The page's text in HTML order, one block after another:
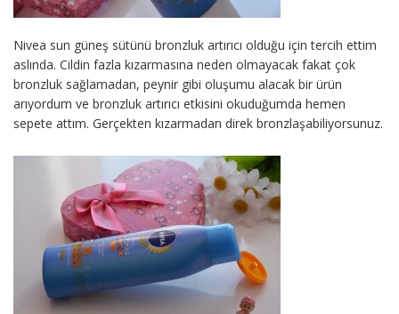
Nivea sun güneş sütünü bronzluk artırıcı olduğu için tercih ettim
aslında. Cildin fazla kızarmasına neden olmayacak fakat çok
bronzluk sağlamadan, peynir gibi oluşumu alacak bir ürün
arıyordum ve bronzluk artırıcı etkisini okuduğumda hemen
sepete attım. Gerçekten kızarmadan direk bronzlaşabiliyorsunuz.